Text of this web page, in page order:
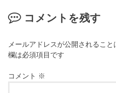
コメントを残す
メールアドレスが公開されること
欄は必須項目です
コメント ※